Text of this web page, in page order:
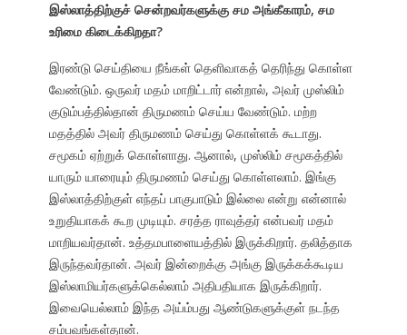
இஸ்லாத்திற்குச் சென்றவர்களுக்கு சம அங்கீகாரம், சம
உரிமை கிடைக்கிறதா?
இரண்டு செய்தியை நீங்கள் தெளிவாகத் தெரிந்து கொள்ள
வேண்டும். ஒருவர் மதம் மாறிட்டார் என்றால், அவர் முஸ்லிம்
குடும்பத்தில்தான் திருமணம் செய்ய வேண்டும். மற்ற
மதத்தில் அவர் திருமணம் செய்து கொள்ளக் கூடாது.
சமூகம் ஏற்றுக் கொள்ளாது. ஆனால், முஸ்லிம் சமூகத்தில்
யாரும் யாரையும் திருமணம் செய்து கொள்ளலாம். இங்கு
இஸ்லாத்திற்குள் எந்தப் பாகுபாடும் இல்லை என்று என்னால்
உறுதியாகக் கூற முடியும். சரத்த ராவுத்தர் என்பவர் மதம்
மாறியவர்தான். உத்தமபாளையத்தில் இருக்கிறார். தலித்தாக
இருந்தவர்தான். அவர் இன்றைக்கு அங்கு இருக்கக்கூடிய
இஸ்லாமியர்களுக்கெல்லாம் அதிபதியாக இருக்கிறார்.
இவையெல்லாம் இந்த அய்ம்பது ஆண்டுகளுக்குள் நடந்த
சம்பவங்கள்தான்.